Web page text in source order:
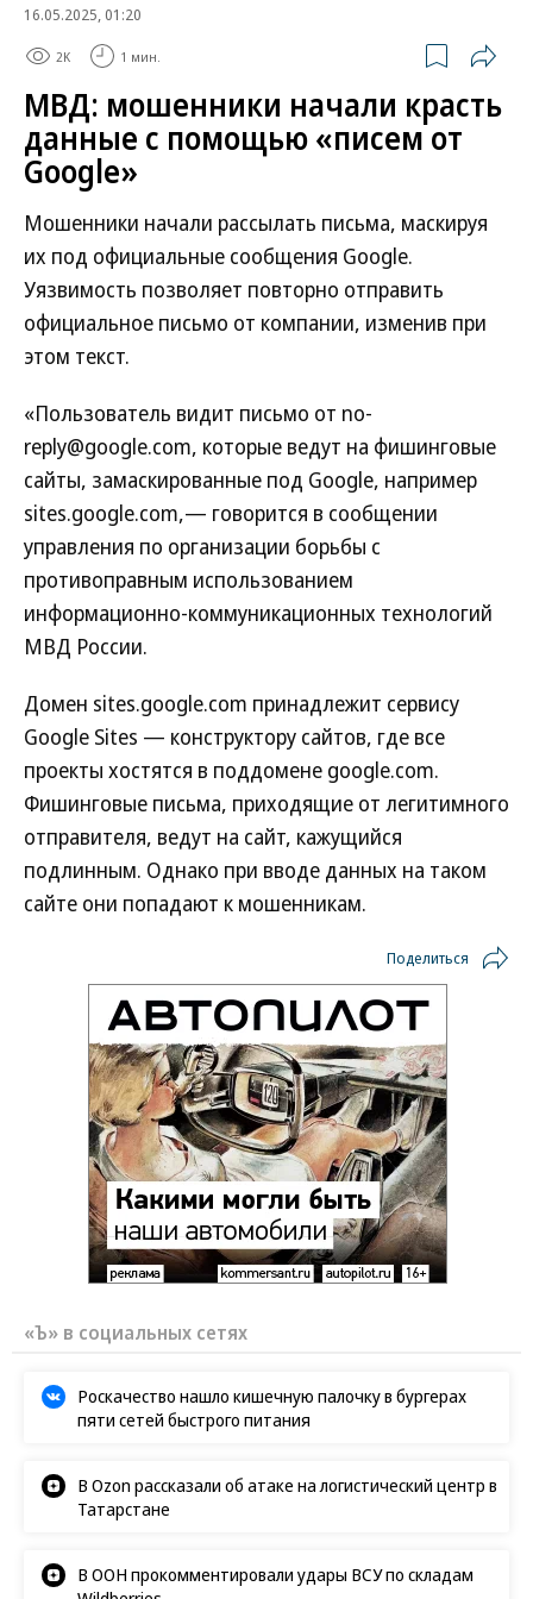
16.05.2025, 01:20
2K 1 мин.
МВД: мошенники начали красть
данные с помощью «писем от
Google»
Мошенники начали рассылать письма, маскируя
их под официальные сообщения Google.
Уязвимость позволяет повторно отправить
официальное письмо от компании, изменив при
этом текст.
«Пользователь видит письмо от no-
reply@google.com, которые ведут на фишинговые
сайты, замаскированные под Google, например
sites.google.com,— говорится в сообщении
управления по организации борьбы с
противоправным использованием
информационно-коммуникационных технологий
МВД России.
Домен sites.google.com принадлежит сервису
Google Sites — конструктору сайтов, где все
проекты хостятся в поддомене google.com.
Фишинговые письма, приходящие от легитимного
отправителя, ведут на сайт, кажущийся
подлинным. Однако при вводе данных на таком
сайте они попадают к мошенникам.
Поделиться
«Ъ» в социальных сетях
Роскачество нашло кишечную палочку в бургерах
пяти сетей быстрого питания
В Ozon рассказали об атаке на логистический центр в
Татарстане
В ООН прокомментировали удары ВСУ по складам